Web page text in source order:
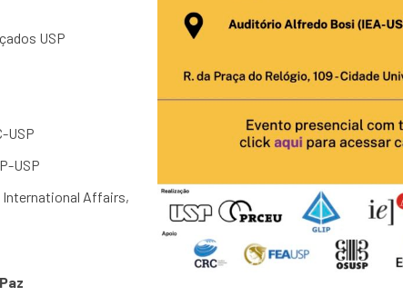
USP
USP
USP
Affairs,